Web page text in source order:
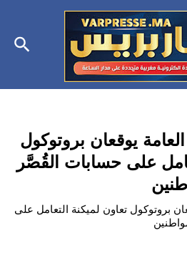
يوقعان بروتوكول
على حسابات القُصَّر